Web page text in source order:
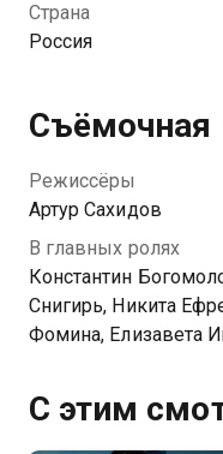
Страна
Россия
Съёмочная
Режиссёры
Артур Сахидов
В главных ролях
Константин
Снигирь, Никита
Фомина, Елизавета
С этим